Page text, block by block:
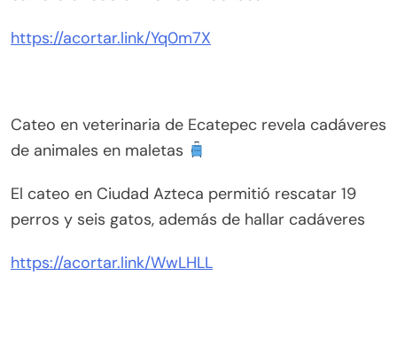
https://acortar.link/Yq0m7X
Cateo en veterinaria de Ecatepec revela cadáveres
de animales en maletas
El cateo en Ciudad Azteca permitió rescatar 19
perros y seis gatos, además de hallar cadáveres
https://acortar.link/WwLHLL